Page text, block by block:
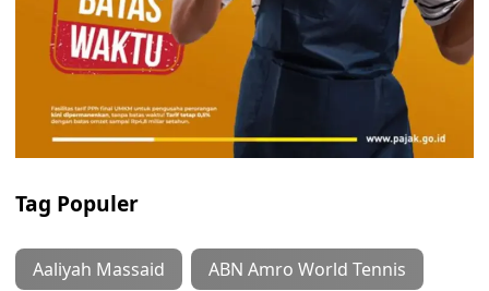
Tag Populer
Aaliyah Massaid ABN Amro World Tennis